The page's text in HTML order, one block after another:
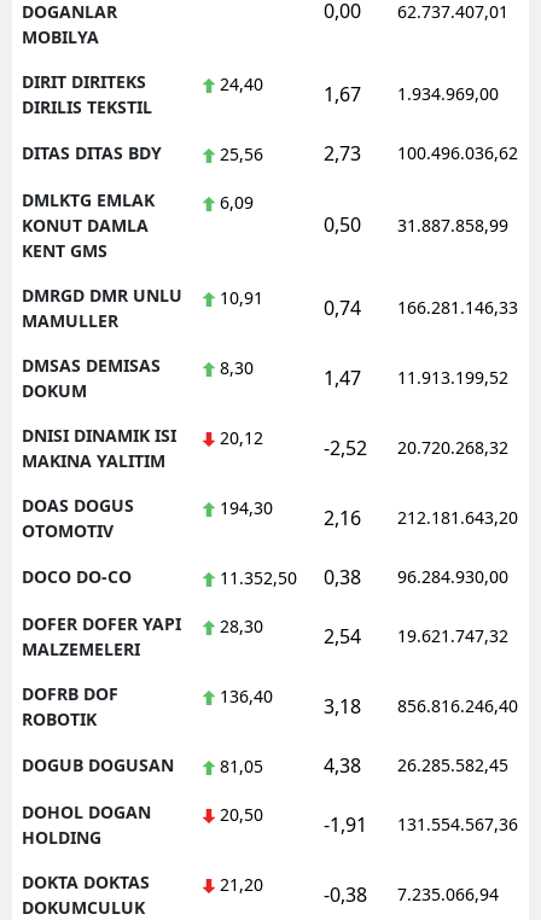
DOGANLAR
MOBILYA
0,00 62.737.407,01
DIRIT DIRITEKS
DIRILIS TEKSTIL
24,40 1,67 1.934.969,00
DITAS DITAS BDY 25,56 2,73 100.496.036,62
DMLKTG EMLAK
KONUT DAMLA
KENT GMS
6,09
0,50 31.887.858,99
DMRGD DMR UNLU
MAMULLER
10,91 0,74 166.281.146,33
DMSAS DEMISAS
DOKUM
8,30 1,47 11.913.199,52
DNISI DINAMIK ISI
MAKINA YALITIM
20,12 -2,52 20.720.268,32
DOAS DOGUS
OTOMOTIV
194,30 2,16 212.181.643,20
DOCO DO-CO 11.352,50 0,38 96.284.930,00
DOFER DOFER YAPI
MALZEMELERI
28,30 2,54 19.621.747,32
DOFRB DOF
ROBOTIK
136,40 3,18 856.816.246,40
DOGUB DOGUSAN 81,05 4,38 26.285.582,45
DOHOL DOGAN
HOLDING
20,50 -1,91 131.554.567,36
DOKTA DOKTAS
DOKUMCULUK
21,20 -0,38 7.235.066,94